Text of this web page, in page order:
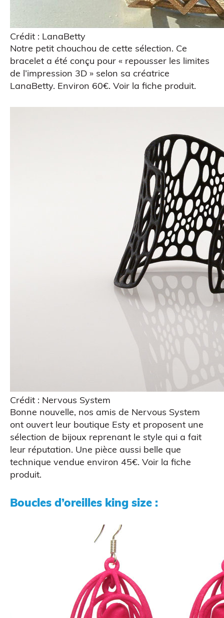
Impression 3D pour l’évènementiel
Crédit : LanaBetty
Notre petit chouchou de cette sélection. Ce
bracelet a été conçu pour « repousser les limites
de l’impression 3D » selon sa créatrice
LanaBetty. Environ 60€. Voir la fiche produit.
Crédit : Nervous System
Bonne nouvelle, nos amis de Nervous System
ont ouvert leur boutique Esty et proposent une
sélection de bijoux reprenant le style qui a fait
leur réputation. Une pièce aussi belle que
technique vendue environ 45€. Voir la fiche
produit.
Boucles d’oreilles king size :